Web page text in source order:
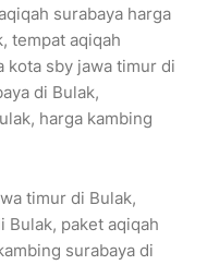
surabaya harga
tempat aqiqah
kota sby jawa timur di
di Bulak,
harga kambing
timur di Bulak,
Bulak, paket aqiqah
surabaya di